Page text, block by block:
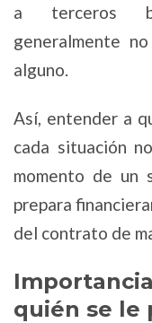
a terceros
generalmente
alguno.
Así, entender a
cada situación
momento de un
prepara
del contrato de
quién se le